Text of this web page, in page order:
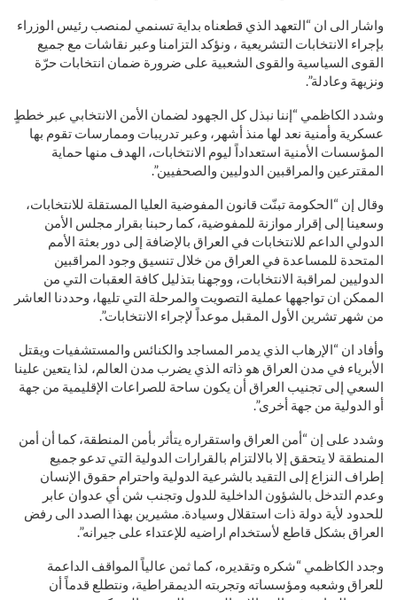
واشار الى ان “التعهد الذي قطعناه بداية تسنمي لمنصب رئيس الوزراء
بإجراء الانتخابات التشريعية ، ونؤكد التزامنا وعبر نقاشات مع جميع
القوى السياسية والقوى الشعبية على ضرورة ضمان انتخابات حرّة
ونزيهة وعادلة”.
وشدد الكاظمي “إننا نبذل كل الجهود لضمان الأمن الانتخابي عبر خططٍ
عسكرية وأمنية نعد لها منذ أشهر، وعبر تدريبات وممارسات تقوم بها
المؤسسات الأمنية استعداداً ليوم الانتخابات، الهدف منها حماية
المقترعين والمراقبين الدوليين والصحفيين”.
وقال إن “الحكومة تبنّت قانون المفوضية العليا المستقلة للانتخابات،
وسعينا إلى إقرار موازنة للمفوضية، كما رحبنا بقرار مجلس الأمن
الدولي الداعم للانتخابات في العراق بالإضافة إلى دور بعثة الأمم
المتحدة للمساعدة في العراق من خلال تنسيق وجود المراقبين
الدوليين لمراقبة الانتخابات، ووجهنا بتذليل كافة العقبات التي من
الممكن ان تواجهها عملية التصويت والمرحلة التي تليها، وحددنا العاشر
من شهر تشرين الأول المقبل موعداً لإجراء الانتخابات”.
وأفاد ان “الإرهاب الذي يدمر المساجد والكنائس والمستشفيات ويقتل
الأبرياء في مدن العراق هو ذاته الذي يضرب مدن العالم، لذا يتعين علينا
السعي إلى تجنيب العراق أن يكون ساحة للصراعات الإقليمية من جهة
أو الدولية من جهة أخرى”.
وشدد على إن “أمن العراق واستقراره يتأثر بأمن المنطقة، كما أن أمن
المنطقة لا يتحقق إلا بالالتزام بالقرارات الدولية التي تدعو جميع
إطراف النزاع إلى التقيد بالشرعية الدولية واحترام حقوق الإنسان
وعدم التدخل بالشؤون الداخلية للدول وتجنب شن أي عدوان عابر
للحدود لأية دولة ذات استقلال وسيادة. مشيرين بهذا الصدد الى رفض
العراق بشكل قاطع لأستخدام اراضيه للإعتداء على جيرانه”.
وجدد الكاظمي “شكره وتقديره، كما ثمن عالياً المواقف الداعمة
للعراق وشعبه ومؤسساته وتجربته الديمقراطية، ونتطلع قدماً أن